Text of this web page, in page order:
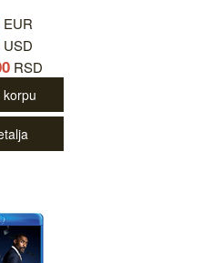
EUR
USD
RSD
korpu